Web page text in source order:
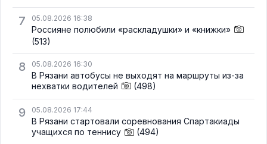
7 05.08.2026 16:38
Россияне полюбили «раскладушки» и «книжки»
(513)
8 05.08.2026 16:30
В Рязани автобусы не выходят на маршруты из-за
нехватки водителей
(498)
9 05.08.2026 17:44
В Рязани стартовали соревнования Спартакиады
учащихся по теннису
(494)